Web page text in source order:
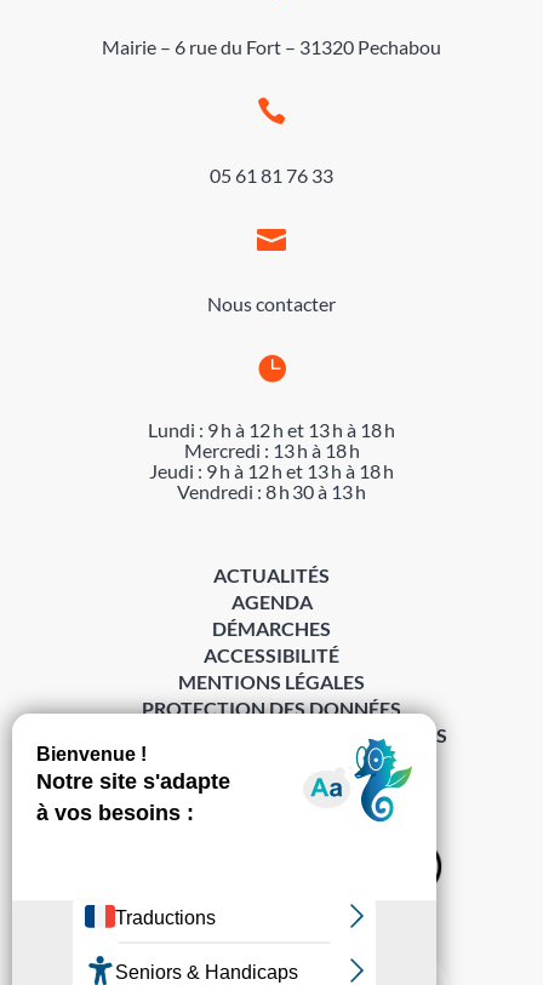
Mairie – 6 rue du Fort – 31320 Pechabou

05 61 81 76 33

Nous contacter

Lundi : 9 h à 12 h et 13 h à 18 h
Mercredi : 13 h à 18 h
Jeudi : 9 h à 12 h et 13 h à 18 h
Vendredi : 8 h 30 à 13 h
S’abonner à la Gazette ›
ACTUALITÉS
AGENDA
DÉMARCHES
ACCESSIBILITÉ
MENTIONS LÉGALES
PROTECTION DES DONNÉES
POLITIQUE DE GESTION DES COOKIES